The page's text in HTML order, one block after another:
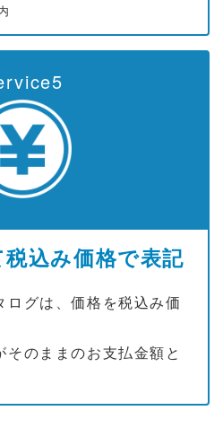
込み価格で表記
ログは、価格を税込み価
のままのお支払金額と